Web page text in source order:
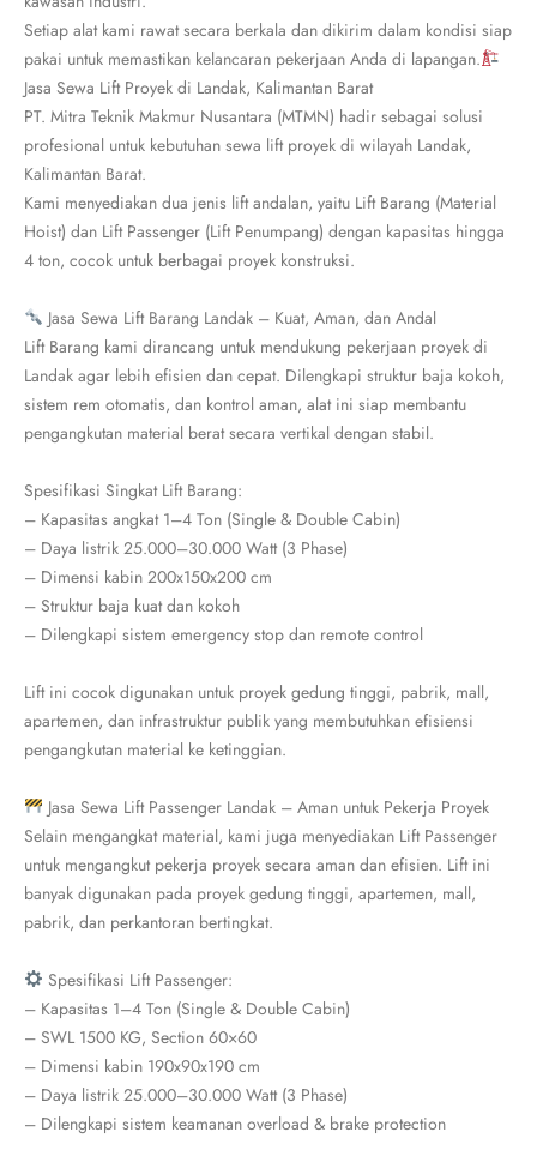
Setiap alat kami rawat secara berkala dan dikirim dalam kondisi siap
pakai untuk memastikan kelancaran pekerjaan Anda di lapangan.
Jasa Sewa Lift Proyek di Landak, Kalimantan Barat
PT. Mitra Teknik Makmur Nusantara (MTMN) hadir sebagai solusi
profesional untuk kebutuhan sewa lift proyek di wilayah Landak,
Kalimantan Barat.
Kami menyediakan dua jenis lift andalan, yaitu Lift Barang (Material
Hoist) dan Lift Passenger (Lift Penumpang) dengan kapasitas hingga
4 ton, cocok untuk berbagai proyek konstruksi.
Jasa Sewa Lift Barang Landak – Kuat, Aman, dan Andal
Lift Barang kami dirancang untuk mendukung pekerjaan proyek di
Landak agar lebih efisien dan cepat. Dilengkapi struktur baja kokoh,
sistem rem otomatis, dan kontrol aman, alat ini siap membantu
pengangkutan material berat secara vertikal dengan stabil.
Spesifikasi Singkat Lift Barang:
– Kapasitas angkat 1–4 Ton (Single & Double Cabin)
– Daya listrik 25.000–30.000 Watt (3 Phase)
– Dimensi kabin 200x150x200 cm
– Struktur baja kuat dan kokoh
– Dilengkapi sistem emergency stop dan remote control
Lift ini cocok digunakan untuk proyek gedung tinggi, pabrik, mall,
apartemen, dan infrastruktur publik yang membutuhkan efisiensi
pengangkutan material ke ketinggian.
Jasa Sewa Lift Passenger Landak – Aman untuk Pekerja Proyek
Selain mengangkat material, kami juga menyediakan Lift Passenger
untuk mengangkut pekerja proyek secara aman dan efisien. Lift ini
banyak digunakan pada proyek gedung tinggi, apartemen, mall,
pabrik, dan perkantoran bertingkat.
Spesifikasi Lift Passenger:
– Kapasitas 1–4 Ton (Single & Double Cabin)
– SWL 1500 KG, Section 60×60
– Dimensi kabin 190x90x190 cm
– Daya listrik 25.000–30.000 Watt (3 Phase)
– Dilengkapi sistem keamanan overload & brake protection